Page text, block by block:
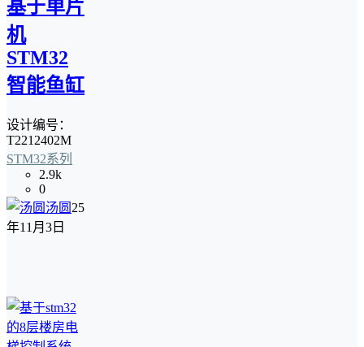
基于单片
机
STM32
智能鱼缸
设计编号：
T2212402M
STM32系列
2.9k
0
汤圆 25
年11月3日